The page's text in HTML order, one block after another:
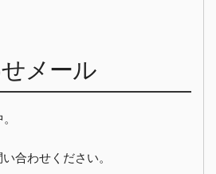
メール
合わせください。